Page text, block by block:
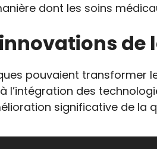
dont les soins
de
pouvaient transformer
des
significative de